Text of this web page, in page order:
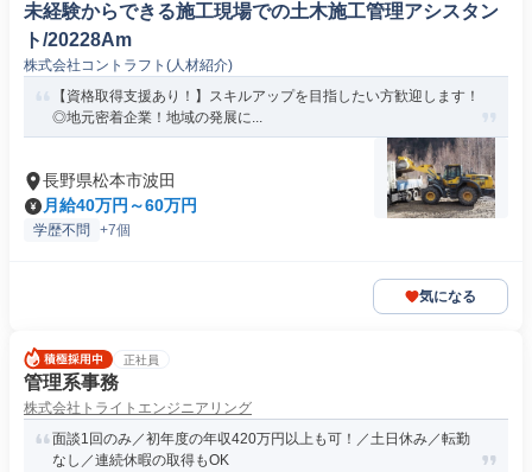
未経験からできる施工現場での土木施工管理アシスタン
ト/20228Am
株式会社コントラフト(人材紹介)
【資格取得支援あり！】スキルアップを目指したい方歓迎します！
◎地元密着企業！地域の発展に...
長野県松本市波田
月給40万円～60万円
学歴不問 +7個
気になる
正社員
管理系事務
株式会社トライトエンジニアリング
面談1回のみ／初年度の年収420万円以上も可！／土日休み／転勤
なし／連続休暇の取得もOK